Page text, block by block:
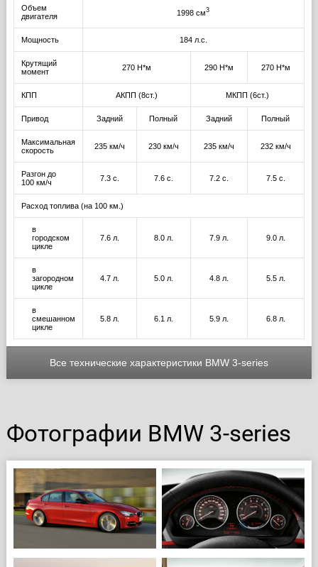
Объем
двигателя
1998 см3
Мощность 184 л.с.
Крутящий
момент
270 Н*м 290 Н*м 270 Н*м
КПП АКПП (8ст.) МКПП (6ст.)
Привод Задний Полный Задний Полный
Максимальная
скорость
235 км/ч 230 км/ч 235 км/ч 232 км/ч
Разгон до
100 км/ч
7.3 с. 7.6 с. 7.2 с. 7.5 с.
Расход топлива (на 100 км.)
в
городском
цикле
7.6 л. 8.0 л. 7.9 л. 9.0 л.
в
загородном
цикле
4.7 л. 5.0 л. 4.8 л. 5.5 л.
в
смешанном
цикле
5.8 л. 6.1 л. 5.9 л. 6.8 л.
Все технические характеристики BMW 3-series
Фотографии BMW 3-series